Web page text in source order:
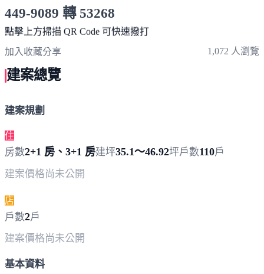
449-9089 轉 53268
服務時間 10:00～19:00
點擊上方掃描 QR Code 可快速撥打
加入收藏分享 1,072 人瀏覽
建案總覽
建案規劃
住
房數2+1 房、3+1 房建坪35.1～46.92坪戶數110戶
建案價格尚未公開
店
戶數2戶
建案價格尚未公開
基本資料